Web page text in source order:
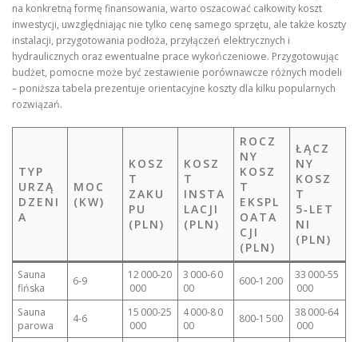
na konkretną formę finansowania, warto oszacować całkowity koszt
inwestycji, uwzględniając nie tylko cenę samego sprzętu, ale także koszty
instalacji, przygotowania podłoża, przyłączeń elektrycznych i
hydraulicznych oraz ewentualne prace wykończeniowe. Przygotowując
budżet, pomocne może być zestawienie porównawcze różnych modeli
– poniższa tabela prezentuje orientacyjne koszty dla kilku popularnych
rozwiązań.
TYP
URZĄ
DZENI
A
MOC
(KW)
KOSZ
T
ZAKU
PU
(PLN)
KOSZ
T
INSTA
LACJI
(PLN)
ROCZ
NY
KOSZ
T
EKSPL
OATA
CJI
(PLN)
ŁĄCZ
NY
KOSZ
T
5‑LET
NI
(PLN)
Sauna
fińska
6‑9
12 000‑20
000
3 000‑6 0
00
600‑1 200
33 000‑55
000
Sauna
parowa
4‑6
15 000‑25
000
4 000‑8 0
00
800‑1 500
38 000‑64
000